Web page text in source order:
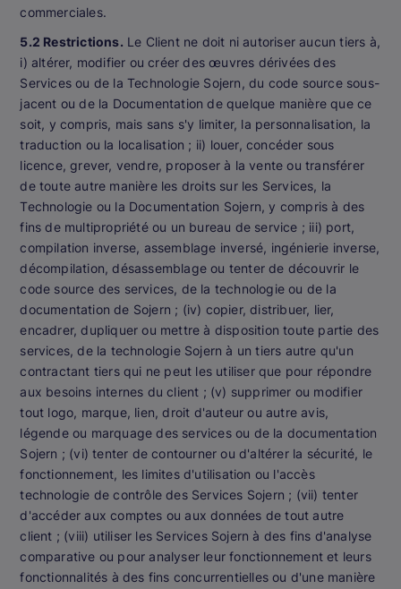
commerciales.
5.2 Restrictions. Le Client ne doit ni autoriser aucun tiers à,
i) altérer, modifier ou créer des œuvres dérivées des
Services ou de la Technologie Sojern, du code source sous-
jacent ou de la Documentation de quelque manière que ce
soit, y compris, mais sans s'y limiter, la personnalisation, la
traduction ou la localisation ; ii) louer, concéder sous
licence, grever, vendre, proposer à la vente ou transférer
de toute autre manière les droits sur les Services, la
Technologie ou la Documentation Sojern, y compris à des
fins de multipropriété ou un bureau de service ; iii) port,
compilation inverse, assemblage inversé, ingénierie inverse,
décompilation, désassemblage ou tenter de découvrir le
code source des services, de la technologie ou de la
documentation de Sojern ; (iv) copier, distribuer, lier,
encadrer, dupliquer ou mettre à disposition toute partie des
services, de la technologie Sojern à un tiers autre qu'un
contractant tiers qui ne peut les utiliser que pour répondre
aux besoins internes du client ; (v) supprimer ou modifier
tout logo, marque, lien, droit d'auteur ou autre avis,
légende ou marquage des services ou de la documentation
Sojern ; (vi) tenter de contourner ou d'altérer la sécurité, le
fonctionnement, les limites d'utilisation ou l'accès
technologie de contrôle des Services Sojern ; (vii) tenter
d'accéder aux comptes ou aux données de tout autre
client ; (viii) utiliser les Services Sojern à des fins d'analyse
comparative ou pour analyser leur fonctionnement et leurs
fonctionnalités à des fins concurrentielles ou d'une manière